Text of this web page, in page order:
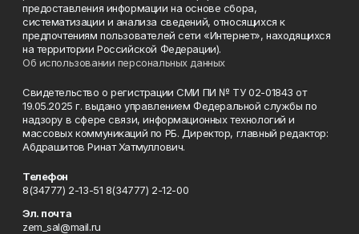
предоставления информации на основе сбора,
систематизации и анализа сведений, относящихся к
предпочтениям пользователей сети «Интернет», находящихся
на территории Российской Федерации).
Об использовании персональных данных
Свидетельство о регистрации СМИ ПИ № ТУ 02-01843 от
19.05.2025 г. выдано управлением Федеральной службы по
надзору в сфере связи, информационных технологий и
массовых коммуникаций по РБ. Директор, главный редактор:
Абдрашитов Ринат Хатмуллович.
Телефон
8(34777) 2-13-51 8(34777) 2-12-00
Эл. почта
zem_sal@mail.ru